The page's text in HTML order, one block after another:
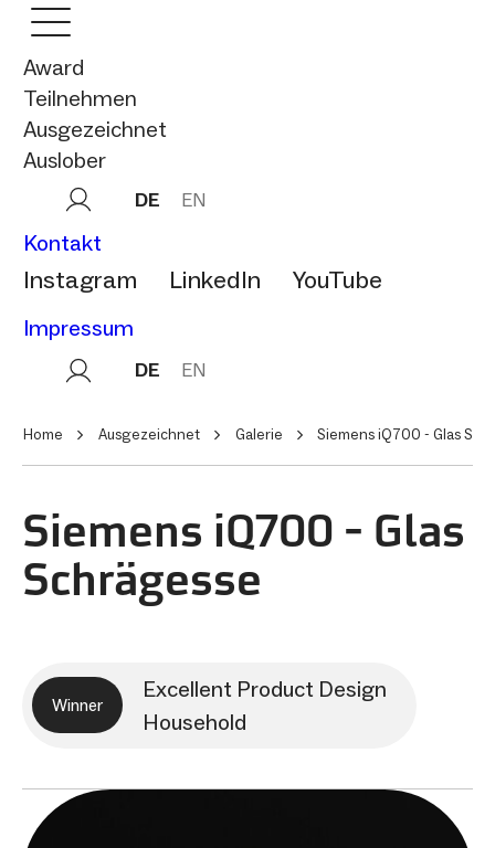
Award
Teilnehmen
Ausgezeichnet
Auslober
DE EN
Kontakt
Instagram LinkedIn YouTube
Impressum
DE EN
Home Ausgezeichnet Galerie Siemens iQ700 - Glas
Siemens iQ700 - Glas
Schrägesse
Winner
Excellent Product Design
Household